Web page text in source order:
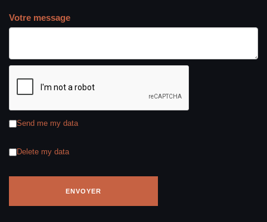
Votre message
Send me my data
Delete my data